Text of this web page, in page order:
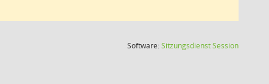
Software:SitzungsdienstSession(Wird in